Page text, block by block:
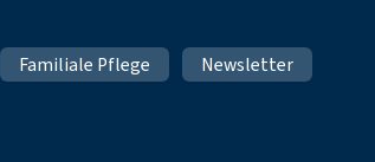
Familiale Pflege Newsletter